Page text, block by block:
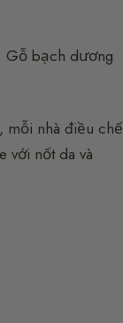
Gỗ bạch dương
mỗi nhà điều chế
với nốt da và